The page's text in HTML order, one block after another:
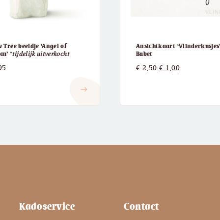
Tree beeldje ‘Angel of
*𝑡𝑖𝑗𝑑𝑒𝑙𝑖𝑗𝑘 𝑢𝑖𝑡𝑣𝑒𝑟𝑘𝑜𝑐ℎ𝑡
east
Ansichtkaart
Babet
€2,50 Oorspronkelijke
€ 1,00Huidige
Kadoservice Contact